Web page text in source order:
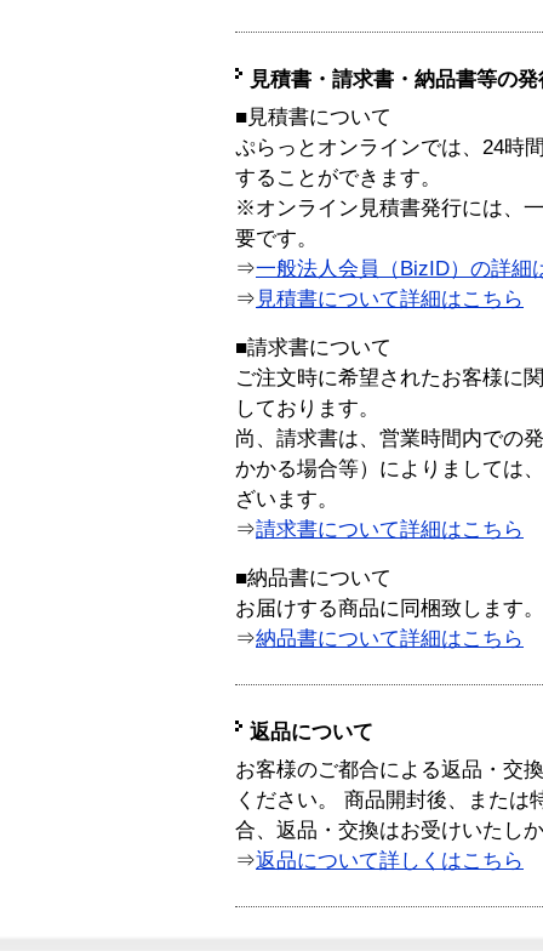
見積書・請求書・納品書等の
■見積書について
ぷらっとオンラインでは、24時
することができます。
※オンライン見積書発行には、
要です。
⇒一般法人会員（BizID）の詳細
⇒ 見積書について詳細はこちら
■請求書について
ご注文時に希望されたお客様に
しております。
尚、請求書は、営業時間内での
かかる場合等）によりましては
ざいます。
⇒請求書について詳細はこちら
■納品書について
お届けする商品に同梱致します。
⇒納品書について詳細はこちら
返品について
お客様のご都合による返品・交
ください。 商品開封後、または
合、返品・交換はお受けいたし
⇒返品について詳しくはこちら